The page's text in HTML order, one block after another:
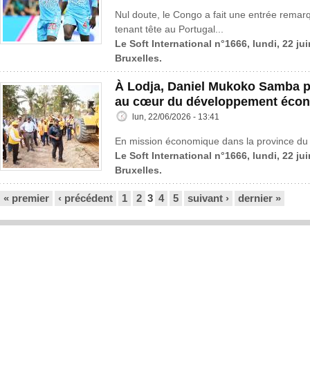
Nul doute, le Congo a fait une entrée
tenant tête au Portugal...
Le Soft International n°1666, lundi, 22
Bruxelles.
À Lodja, Daniel Mukoko Samba
au cœur du développement
lun, 22/06/2026 - 13:41
En mission économique dans la province
Le Soft International n°1666, lundi, 22
Bruxelles.
« premier ‹ précédent 1 2 3 4 5 suivant › dernier »